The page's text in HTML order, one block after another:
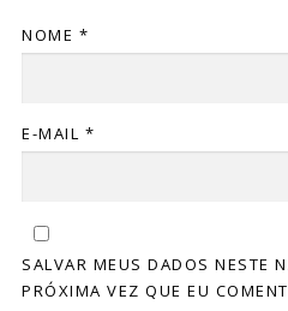
NOME *
E-MAIL *
SALVAR MEUS DADOS NESTE
PRÓXIMA VEZ QUE EU